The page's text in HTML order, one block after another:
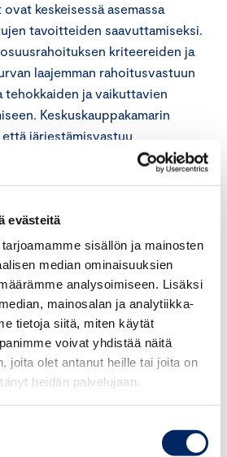
evästeitä
sisällön ja mainosten
median ominaisuuksien
analysoimiseen. Lisäksi
mainosalan ja analytiikka-
tietoja siitä, miten käytät
voivat yhdistää näitä
joita olet antanut heille tai joita on
heidän palvelujaan.
keskeisessä asemassa
tavoitteiden saavuttamiseksi.
kriteereiden ja
laajemman rahoitusvastuun
tehokkaiden ja vaikuttavien
Keskuskauppakamarin
järjestämisvastuu
samalla taholla, joka kantaa
ja on myös vastuussa
rahoittamisesta.
järjestäminen
siirtäminen kuntien
perusteltua muun muassa siitä
saadaan lähemmäs asiakkaita
tuntemus paranee, mikä voi
vaikuttavuutta.
huomauttaa, että liian
järjestämisvastuu voi tuoda
palveluita.